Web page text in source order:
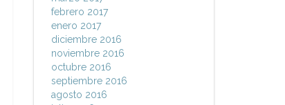
febrero 2017
enero 2017
diciembre 2016
noviembre 2016
octubre 2016
septiembre 2016
agosto 2016